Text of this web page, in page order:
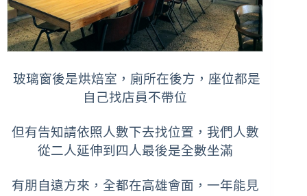
玻璃窗後是烘焙室，廁所在後方，座位都是
自己找店員不帶位
但有告知請依照人數下去找位置，我們人數
從二人延伸到四人最後是全數坐滿
有朋自遠方來，全都在高雄會面，一年能見